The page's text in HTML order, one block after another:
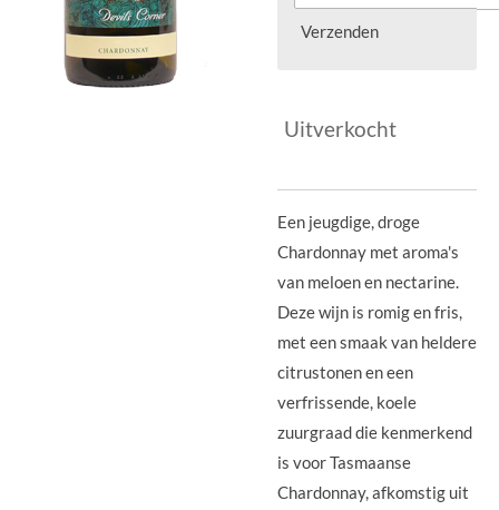
Verzenden
Uitverkocht
Een jeugdige, droge
Chardonnay met aroma's
van meloen en nectarine.
Deze wijn is romig en fris,
met een smaak van heldere
citrustonen en een
verfrissende, koele
zuurgraad die kenmerkend
is voor Tasmaanse
Chardonnay, afkomstig uit